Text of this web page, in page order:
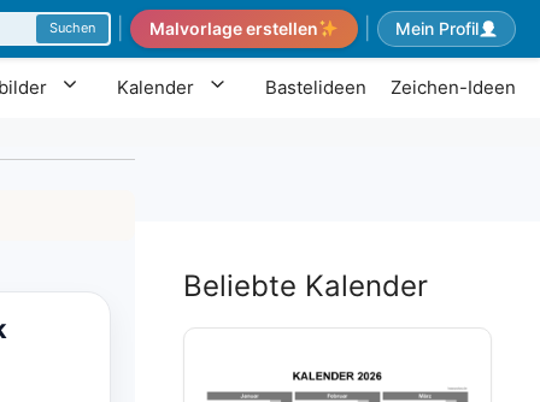
Suchen Malvorlage erstellen Mein Profil
Kalender Bastelideen Zeichen-Ideen
Beliebte Kalender